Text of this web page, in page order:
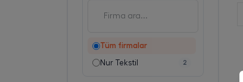
Tüm firmalar
Nur Tekstil 2